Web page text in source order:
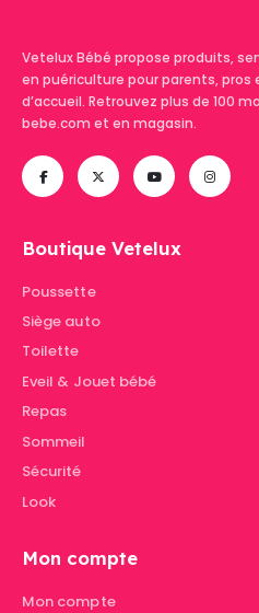
Vetelux Bébé propose produits,
en puériculture pour parents, pros
d’accueil. Retrouvez plus de 100
bebe.com et en magasin.
Boutique Vetelux
Poussette
Siège auto
Toilette
Eveil & Jouet bébé
Repas
Sommeil
Sécurité
Look
Mon compte
Mon compte